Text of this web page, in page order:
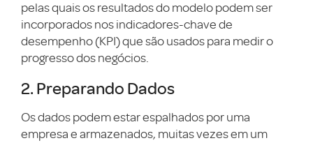
pelas quais os resultados do modelo podem ser
incorporados nos indicadores-chave de
desempenho (KPI) que são usados para medir o
progresso dos negócios.
2. Preparando Dados
Os dados podem estar espalhados por uma
empresa e armazenados, muitas vezes em um